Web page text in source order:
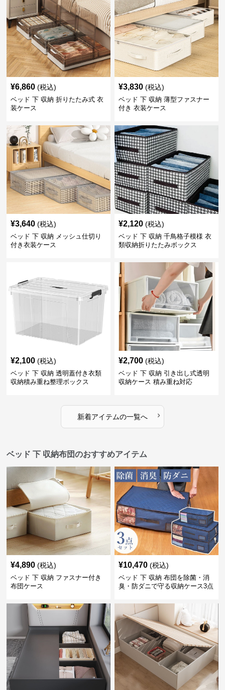
¥6,860 (税込)
ベッド 下 収納 折りたたみ式 衣
装ケース
¥3,830 (税込)
ベッド 下 収納 薄型ファスナー
付き 衣装ケース
¥3,640 (税込)
ベッド 下 収納 メッシュ仕切り
付き衣装ケース
¥2,120 (税込)
ベッド 下 収納 千鳥格子模様 衣
類収納折りたたみボックス
¥2,100 (税込)
ベッド 下 収納 透明蓋付き衣類
収納積み重ね整理ボックス
¥2,700 (税込)
ベッド 下 収納 引き出し式透明
収納ケース 積み重ね対応
新着アイテムの一覧へ ›
ベッド 下 収納布団のおすすめアイテム
¥4,890 (税込)
ベッド 下 収納 ファスナー付き
布団ケース
¥10,470 (税込)
ベッド 下 収納 布団を除菌・消
臭・防ダニで守る収納ケース3点